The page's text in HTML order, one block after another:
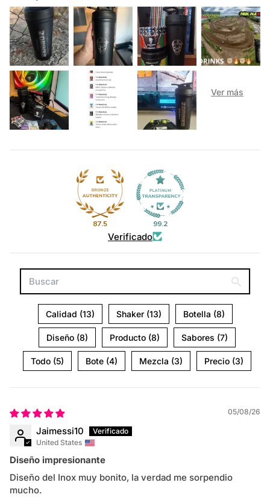
87.5 99.2
Verificado
Calidad (13) Shaker (13) Botella (8)
Diseño (8) Producto (8) Sabores (7)
Todo (5) Bote (4) Mezcla (3) Precio (3)
05/08/26
Jaimessi10
United States
Diseño impresionante
Diseño del Inox muy bonito, la verdad me sorpendio
mucho.